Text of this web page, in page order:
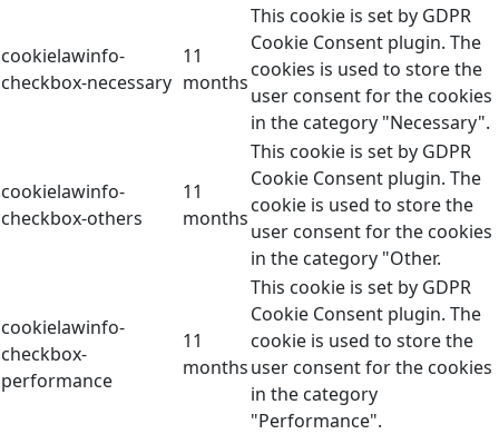
cookielawinfo-
checkbox-necessary
11
months
This cookie is set by GDPR
Cookie Consent plugin. The
cookies is used to store the
user consent for the cookies
in the category "Necessary".
cookielawinfo-
checkbox-others
11
months
This cookie is set by GDPR
Cookie Consent plugin. The
cookie is used to store the
user consent for the cookies
in the category "Other.
cookielawinfo-
checkbox-
performance
11
months
This cookie is set by GDPR
Cookie Consent plugin. The
cookie is used to store the
user consent for the cookies
in the category
"Performance".